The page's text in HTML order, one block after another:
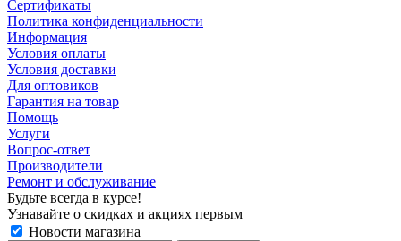
Сертификаты
Политика конфиденциальности
Информация
Условия оплаты
Условия доставки
Для оптовиков
Гарантия на товар
Помощь
Услуги
Вопрос-ответ
Производители
Ремонт и обслуживание
Будьте всегда в курсе!
Узнавайте о скидках и акциях первым
Новости магазина